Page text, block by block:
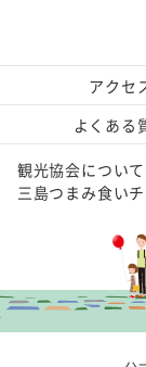
アクセ
よくある
観光協会について
三島つまみ食い